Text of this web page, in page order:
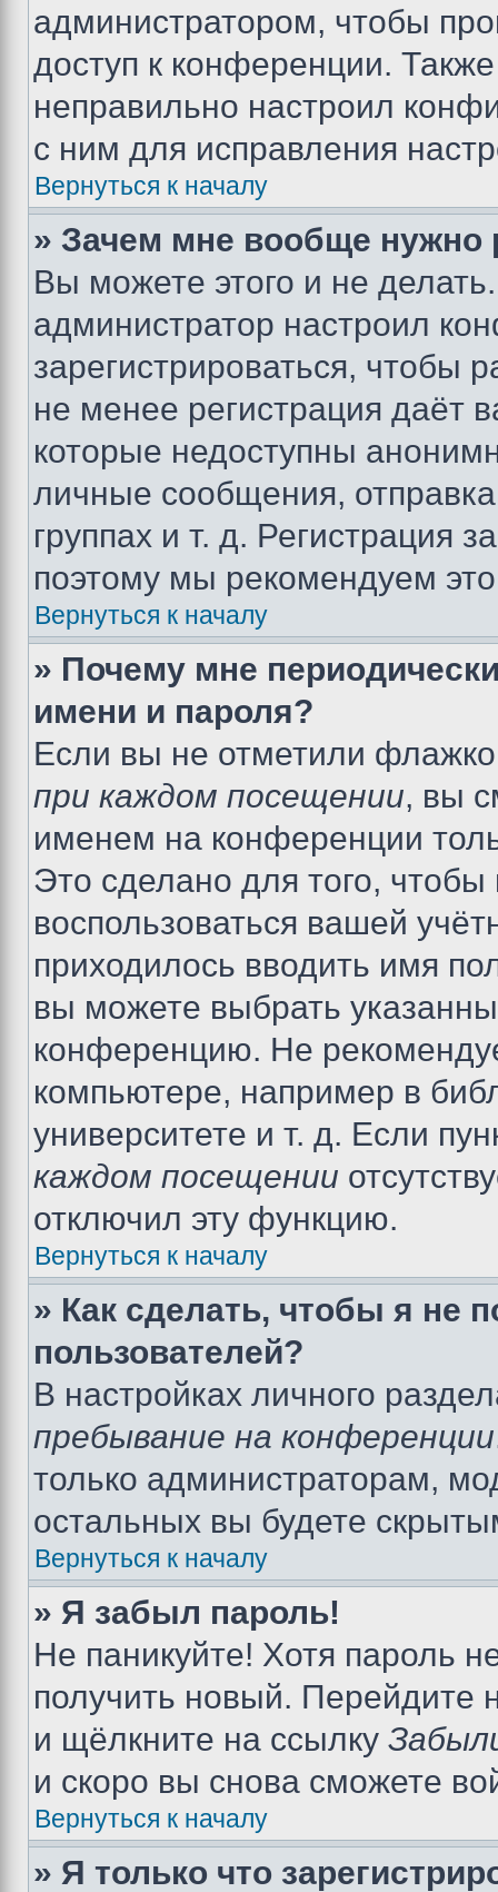
администратором, чтобы
доступ к конференции.
неправильно настроил
с ним для исправления
Вернуться к началу
» Зачем мне вообще нужно
Вы можете этого и не
администратор настроил
зарегистрироваться, чтобы
не менее регистрация даёт
которые недоступны
личные сообщения,
группах и т. д. Регистрация
поэтому мы рекомендуем
Вернуться к началу
» Почему мне
имени и пароля?
Если вы не отметили
при каждом посещении, вы
именем на конференции
Это сделано для того, чтобы
воспользоваться вашей
приходилось вводить имя
вы можете выбрать
конференцию. Не
компьютере, например в
университете и т. д. Если
каждом посещении
отключил эту функцию.
Вернуться к началу
» Как сделать, чтобы я не
пользователей?
В настройках личного
пребывание на конференции
только администраторам,
остальных вы будете
Вернуться к началу
» Я забыл пароль!
Не паникуйте! Хотя пароль
получить новый. Перейдите
и щёлкните на ссылку
и скоро вы снова сможете
Вернуться к началу
» Я только что